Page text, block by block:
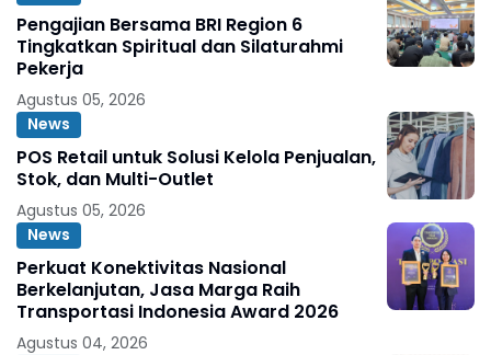
Pengajian Bersama BRI Region 6
Tingkatkan Spiritual dan Silaturahmi
Pekerja
Agustus 05, 2026
News
POS Retail untuk Solusi Kelola Penjualan,
Stok, dan Multi-Outlet
Agustus 05, 2026
News
Perkuat Konektivitas Nasional
Berkelanjutan, Jasa Marga Raih
Transportasi Indonesia Award 2026
Agustus 04, 2026